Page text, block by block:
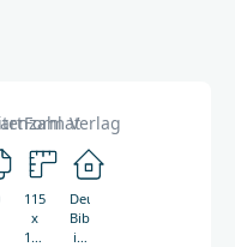
Format
115
x
170
Verlag
Deutsche
Bibelgesellschaft
in